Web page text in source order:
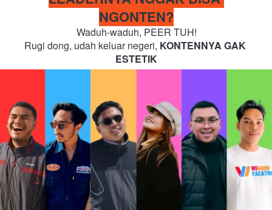
NGONTEN?
Waduh-waduh, PEER TUH!
Rugi dong, udah keluar negeri, KONTENNYA GAK
ESTETIK